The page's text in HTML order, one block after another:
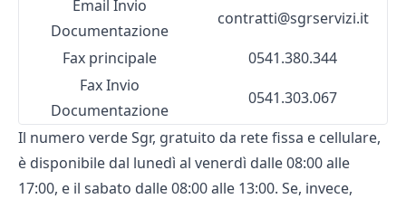
Email Invio
Documentazione
contratti@sgrservizi.it
Fax principale
0541.380.344
Fax Invio
Documentazione
0541.303.067
Il numero verde Sgr, gratuito da rete fissa e cellulare,
è disponibile dal lunedì al venerdì dalle 08:00 alle
17:00, e il sabato dalle 08:00 alle 13:00. Se, invece,